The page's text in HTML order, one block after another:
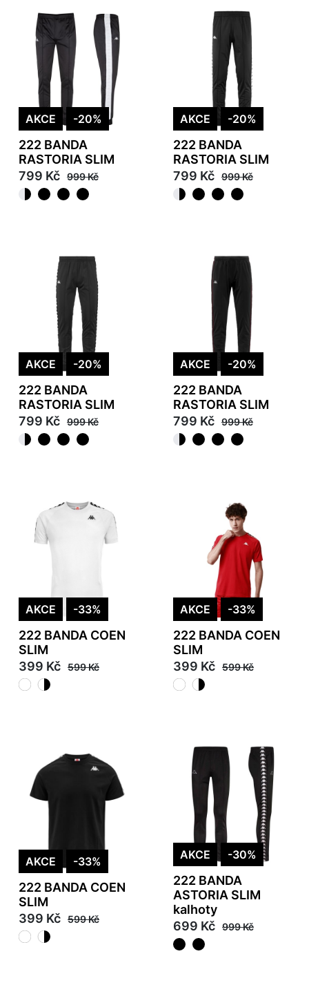
AKCE -20%
222 BANDA
RASTORIA SLIM
799 Kč 999 Kč
AKCE -20%
222 BANDA
RASTORIA SLIM
799 Kč 999 Kč
AKCE -20%
222 BANDA
RASTORIA SLIM
799 Kč 999 Kč
AKCE -20%
222 BANDA
RASTORIA SLIM
799 Kč 999 Kč
AKCE -33%
222 BANDA COEN
SLIM
399 Kč 599 Kč
AKCE -33%
222 BANDA COEN
SLIM
399 Kč 599 Kč
AKCE -33%
222 BANDA COEN
SLIM
399 Kč 599 Kč
AKCE -30%
222 BANDA
ASTORIA SLIM
kalhoty
699 Kč 999 Kč